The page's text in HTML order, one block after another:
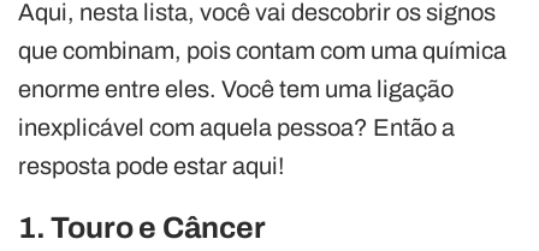
Aqui, nesta lista, você vai descobrir os signos
que combinam, pois contam com uma química
enorme entre eles. Você tem uma ligação
inexplicável com aquela pessoa? Então a
resposta pode estar aqui!
1. Touro e Câncer